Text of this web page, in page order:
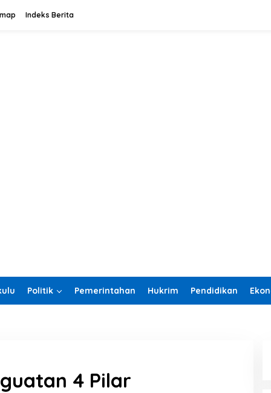
Indeks Berita
Politik Pemerintahan Hukrim Pendidikan
4 Pilar